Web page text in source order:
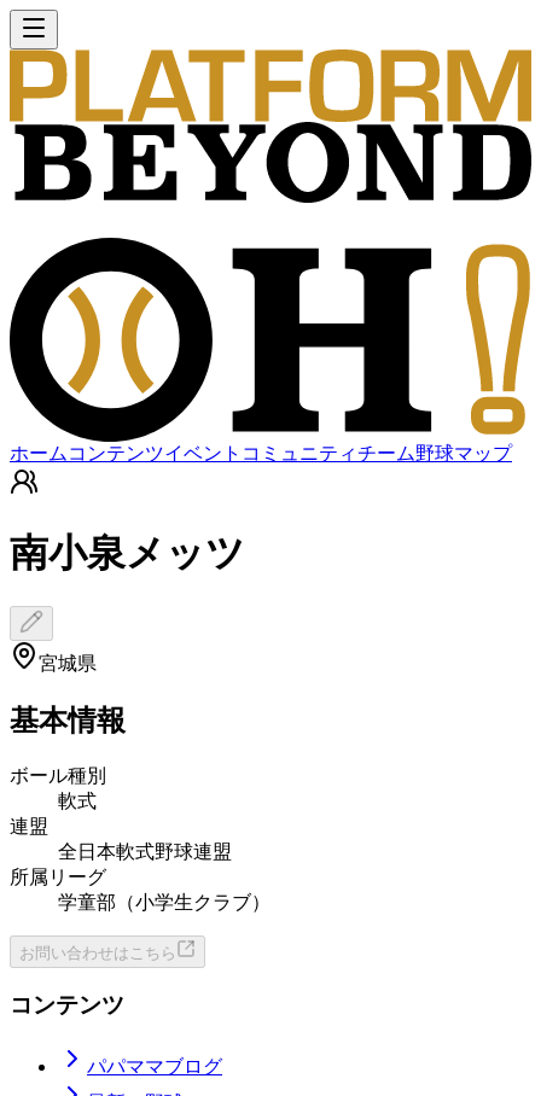
ホーム コンテンツイベント コミュニティチーム野球マップ
南小泉メッツ
宮城県
基本情報
ボール種別
軟式
連盟
全日本軟式野球連盟
所属リーグ
学童部（小学生クラブ）
お問い合わせはこちら
コンテンツ
パパママブログ